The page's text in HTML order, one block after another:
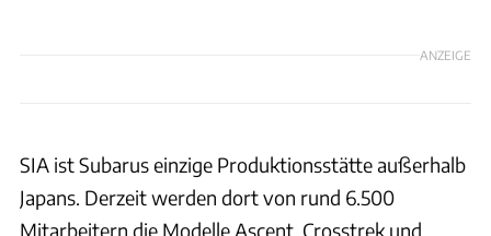
ANZEIGE
SIA ist Subarus einzige Produktionsstätte außerhalb
Japans. Derzeit werden dort von rund 6.500
Mitarbeitern die Modelle Ascent, Crosstrek und